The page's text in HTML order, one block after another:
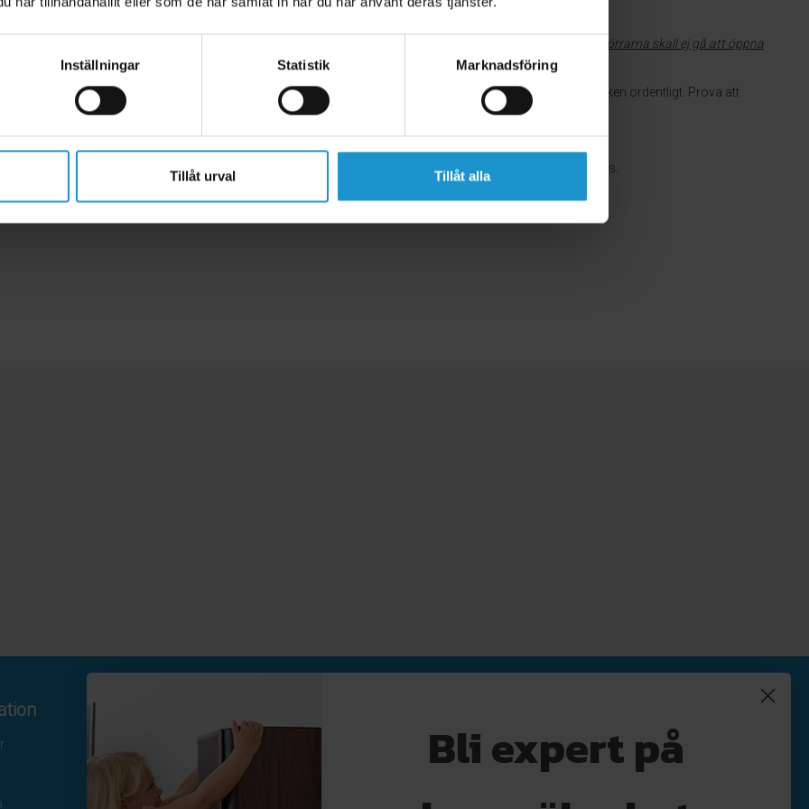
Inställningar Statistik Marknadsföring
Tillåt urval Tillåt alla
Skjutdörrarna skall ej gå att öppna
är monterad och klar
. Tänk på att placera vajern så högt att barnet inte kan nå den, inte ens med stol.
är rätt monterad genom att skjuta fram den vita plastbiten i "barnsäkert läge" samt att ringen låser karbinhaken ordentligt. Prova att
gånger.
på baksidan av spisen så högt upp som möjligt. Det brukar finnas någon skruv eller hål som kan användas.
vajen med karbinhaken i väggen. Har du gips eller betongvägg behöver du använda plastplugg och förborra.
Hamngatan 19
172 66 Sundbyberg
Registrera Avregistrera
Bli expert på